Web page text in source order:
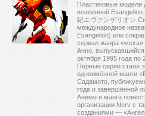
Пластиковые модели
вселенной
紀エヴァンゲリオン
международное
Evangelion) или
сериал жанра
Анно,
октября 1995 года по
Первые серии стали
одноимённой манги
Садамото,
года и завершённой
Аниме и манга
организации Nerv с
созданиями —